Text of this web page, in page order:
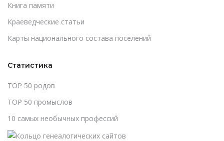
Книга памяти
Краеведческие статьи
Карты национального состава поселений
Статистика
TOP 50 родов
TOP 50 промыслов
10 самых необычных профессий